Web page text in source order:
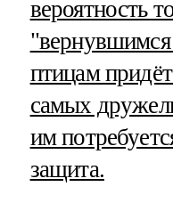
вероятность
"вернувшимся
птицам
самых
им
защита.